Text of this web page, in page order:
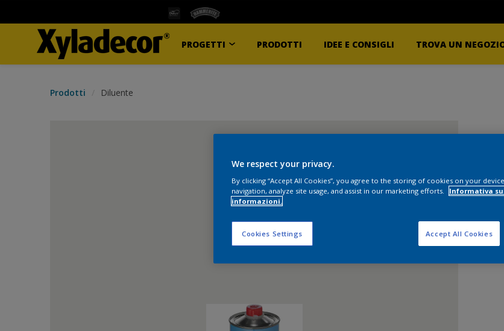
PROGETTI PRODOTTI IDEE E CONSIGLI TROVA UN
Prodotti Diluente
We respect your privacy.
By clicking “Accept All Cookies”, you agree to the storing of cookies on your
navigation, analyze site usage, and assist in our marketing efforts.
Informativa
informazioni.
Cookies Settings Accept All Cookies